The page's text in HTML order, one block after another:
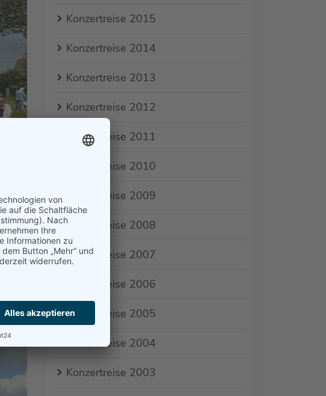
Konzertreise 2015
Konzertreise 2014
Konzertreise 2013
Konzertreise 2012
Konzertreise 2011
Konzertreise 2010
Konzertreise 2009
Konzertreise 2008
Konzertreise 2007
Konzertreise 2006
Konzertreise 2005
Konzertreise 2004
Konzertreise 2003